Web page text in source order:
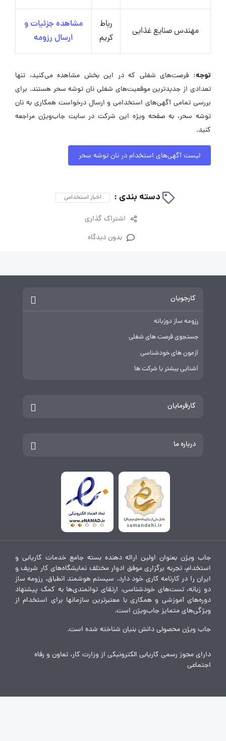
مهندس صنایع غذایی
رباط
کریم
مشاهده جزئیات و
ارسال رزومه
توجه: فرصت‌های شغلی که در این بخش مشاهده می‌کنید، تنها
تعدادی از جدیدترین موقعیت‌های شغلی نان توشه سحر هستند. برای
بررسی تمامی آگهی‌های استخدامی و ارسال درخواست همکاری به نان
توشه سحر، به صفحه ویژه این شرکت در سایت جاب‌ویژن مراجعه
کنید.
لیست آگهی‌های استخدام در نان توشه سحر
دسته بندی : اخبار استخدامی
اشتراک گذاری
بدون دیدگاه
کارجویان
رزومه ساز دوزبانه
جستجوی فرصت های شغلی
آزمون های خودشناسی
آشنایی بیشتر با شرکت ها
کارفرمایان
درباره ما
جاب ویژن بعنوان اولین ارائه دهنده بسته جامع خدمات کاریابی و
استخدام، تجربه برگزاری موفق ادوار مختلف نمایشگاه‌های کار شریف و
ایران را در کارنامه کاری خود دارد. سیستم هوشمند انطباق، رزومه ساز
دو زبانه، تست‌های خودشناسی، ارتقای توانمندی‌ها به کمک پیشنهاد
دوره‌های آموزشی و همکاری با معتبرترین سازمانها برای استخدام از
ویژگی‌های متمایز جاب‌ویژن است.
جاب ویژن محصولی دانش بنیان شناخته شده است.
دارای مجوز رسمی کاریابی الکترونیکی از وزارت کار، تعاون و رفاه
اجتماعی